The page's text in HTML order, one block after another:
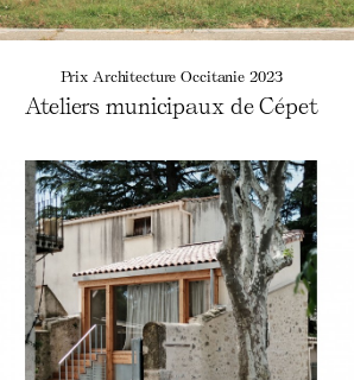
Prix Architecture Occitanie 2023
Ateliers municipaux de Cépet